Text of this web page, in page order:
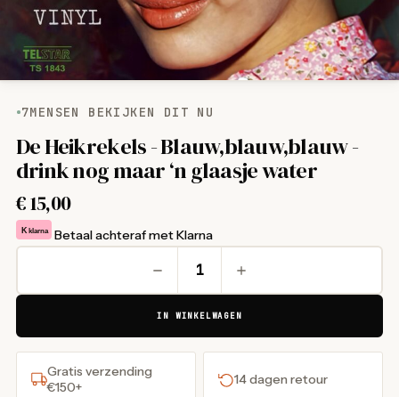
7MENSEN BEKIJKEN DIT NU
De Heikrekels - Blauw,blauw,blauw -
drink nog maar ‘n glaasje water
€15,00
K klarna Betaal achteraf met Klarna
IN WINKELWAGEN
Gratis verzending
€150+
14 dagen retour